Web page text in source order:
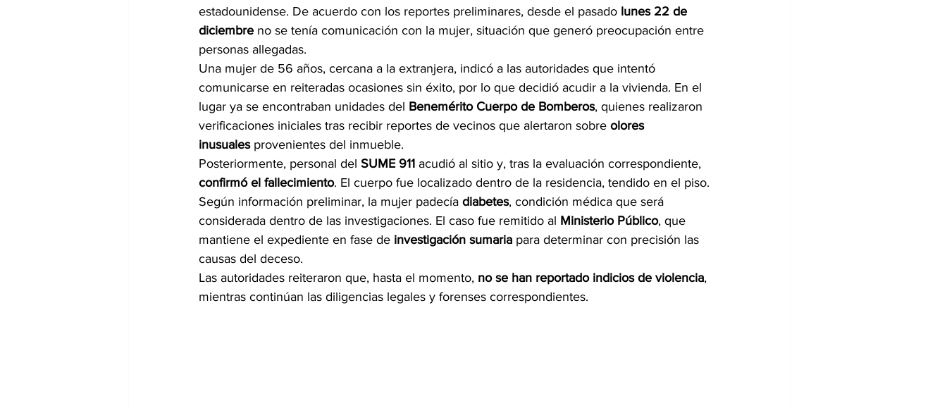
estadounidense. De acuerdo con los reportes preliminares, desde el pasado lunes 22 de
diciembre no se tenía comunicación con la mujer, situación que generó preocupación entre
personas allegadas.
Una mujer de 56 años, cercana a la extranjera, indicó a las autoridades que intentó
comunicarse en reiteradas ocasiones sin éxito, por lo que decidió acudir a la vivienda. En el
lugar ya se encontraban unidades del Benemérito Cuerpo de Bomberos, quienes realizaron
verificaciones iniciales tras recibir reportes de vecinos que alertaron sobre olores
inusuales provenientes del inmueble.
Posteriormente, personal del SUME 911 acudió al sitio y, tras la evaluación correspondiente,
confirmó el fallecimiento. El cuerpo fue localizado dentro de la residencia, tendido en el piso.
Según información preliminar, la mujer padecía diabetes, condición médica que será
considerada dentro de las investigaciones. El caso fue remitido al Ministerio Público, que
mantiene el expediente en fase de investigación sumaria para determinar con precisión las
causas del deceso.
Las autoridades reiteraron que, hasta el momento, no se han reportado indicios de violencia,
mientras continúan las diligencias legales y forenses correspondientes.